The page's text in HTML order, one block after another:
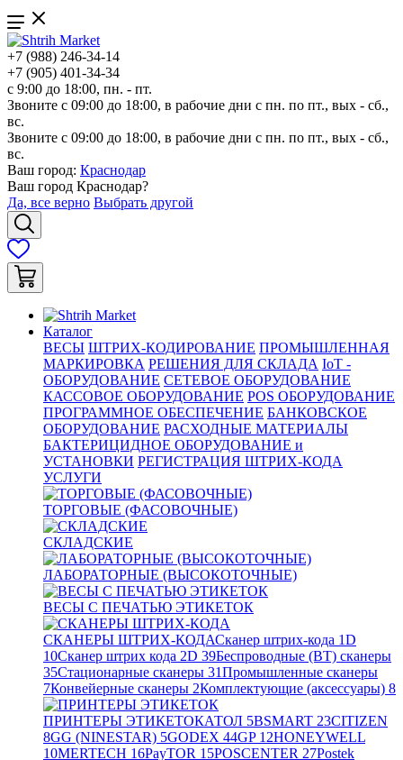
+7 (988) 246-34-14
+7 (905) 401-34-34
с 9:00 до 18:00, пн. - пт.
Звоните с 09:00 до 18:00, в рабочие дни с пн. по пт., вых - сб.,
вс.
Звоните с 09:00 до 18:00, в рабочие дни с пн. по пт., вых - сб.,
вс.
Ваш город: Краснодар
Ваш город Краснодар?
Да, все верно Выбрать другой
Каталог
ВЕСЫ ШТРИХ-КОДИРОВАНИЕ ПРОМЫШЛЕННАЯ
МАРКИРОВКА РЕШЕНИЯ ДЛЯ СКЛАДА IoT -
ОБОРУДОВАНИЕ СЕТЕВОЕ ОБОРУДОВАНИЕ
КАССОВОЕ ОБОРУДОВАНИЕ POS ОБОРУДОВАНИЕ
ПРОГРАММНОЕ ОБЕСПЕЧЕНИЕ БАНКОВСКОЕ
ОБОРУДОВАНИЕ РАСХОДНЫЕ МАТЕРИАЛЫ
БАКТЕРИЦИДНОЕ ОБОРУДОВАНИЕ и
УСТАНОВКИ РЕГИСТРАЦИЯ ШТРИХ-КОДА
УСЛУГИ
ТОРГОВЫЕ (ФАСОВОЧНЫЕ)
СКЛАДСКИЕ
ЛАБОРАТОРНЫЕ (ВЫСОКОТОЧНЫЕ)
ВЕСЫ С ПЕЧАТЬЮ ЭТИКЕТОК
СКАНЕРЫ ШТРИХ-КОДАСканер штрих-кода 1D
10Сканер штрих кода 2D 39Беспроводные (BT) сканеры
35Стационарные сканеры 31Промышленные сканеры
7Конвейерные сканеры 2Комплектующие (аксессуары) 8
ПРИНТЕРЫ ЭТИКЕТОКАТОЛ 5BSMART 23CITIZEN
8GG (NINESTAR) 5GODEX 44GP12HONEYWELL
10MERTECH 16PayTOR 15POSCENTER 27Postek